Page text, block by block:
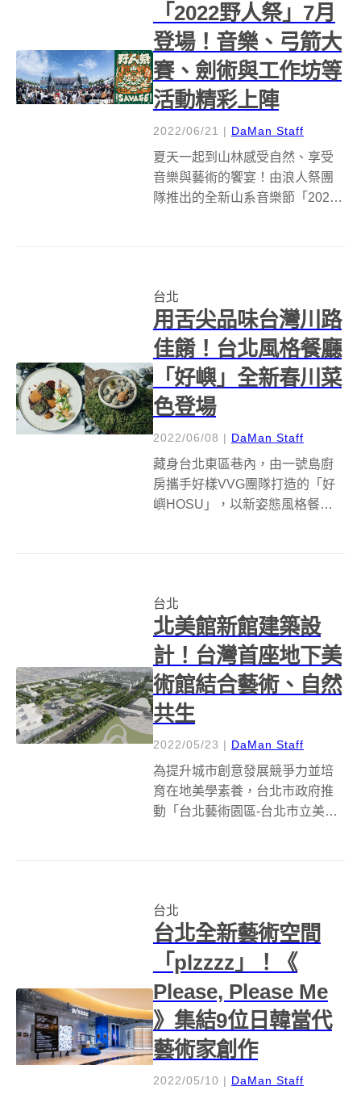
「2022野人祭」7月
登場！音樂、弓箭大
賽、劍術與工作坊等
活動精彩上陣
2022/06/21 | DaMan Staff
夏天一起到山林感受自然、享受
音樂與藝術的饗宴！由浪人祭團
隊推出的全新山系音樂節「2022
合表演、...
台北
用舌尖品味台灣川路
佳餚！台北風格餐廳
「好嶼」全新春川菜
色登場
2022/06/08 | DaMan Staff
藏身台北東區巷內，由一號島廚
房攜手好樣VVG團隊打造的「好
嶼HOSU」，以新姿態風格餐廳
2021年冬季推出「山嶺」...
台北
北美館新館建築設
計！台灣首座地下美
術館結合藝術、自然
共生
2022/05/23 | DaMan Staff
為提升城市創意發展競爭力並培
育在地美學素養，台北市政府推
動「台北藝術園區-台北市立美術
方案獲選，將為獨特之覆土式地
下美術館，預計...
台北
台北全新藝術空間
「plzzzz」！《
Please, Please Me
》集結9位日韓當代
藝術家創作
2022/05/10 | DaMan Staff